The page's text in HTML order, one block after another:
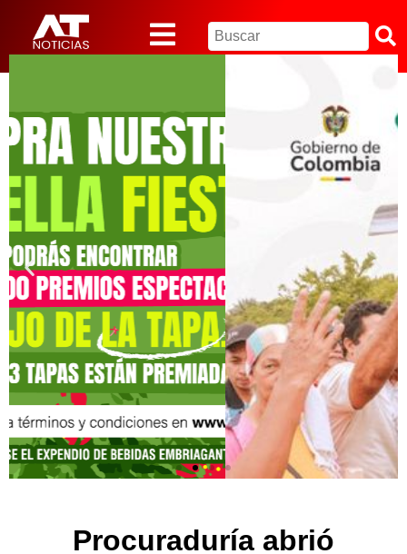
Procuraduría abrió